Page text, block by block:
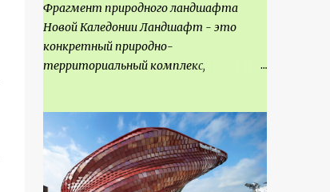
Фрагмент природного ландшафта
Новой Каледонии Ландшафт - это
конкретный природно-
территориальный комплекс,
карте и географическое название.
Различают несколько видов
ландшафта, которые отличаются
друг от друга не только оформлением,